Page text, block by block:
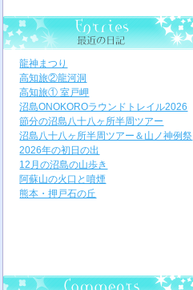
龍神まつり
高知旅②龍河洞
高知旅① 室戸岬
沼島ONOKOROラウンドトレイル2026
節分の沼島八十八ヶ所半周ツアー
沼島八十八ヶ所半周ツアー＆山ノ神例祭
2026年の初日の出
12月の沼島の山歩き
阿蘇山の火口と噴煙
熊本・押戸石の丘